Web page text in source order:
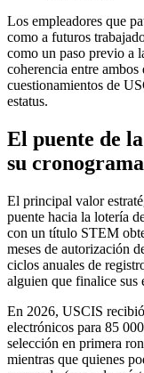
Los empleadores que
como a futuros
como un paso previo a
coherencia entre
cuestionamientos de
estatus.
El puente de
su
El principal valor
puente hacia la lotería
con un título STEM
meses de autorización
ciclos anuales de
alguien que finalice sus
En 2026, USCIS
electrónicos para 85
selección en primera
mientras que quienes